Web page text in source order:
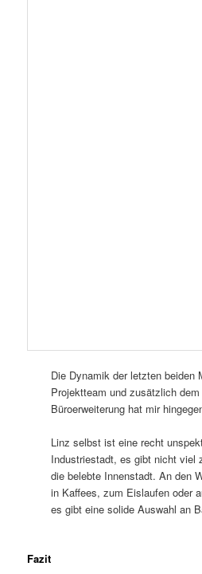
Die Dynamik der letzten beiden
Projektteam und zusätzlich
Büroerweiterung hat mir
Linz selbst ist eine recht
Industriestadt, es gibt nicht viel
die belebte Innenstadt. An den
in Kaffees, zum Eislaufen oder
es gibt eine solide Auswahl an
Fazit